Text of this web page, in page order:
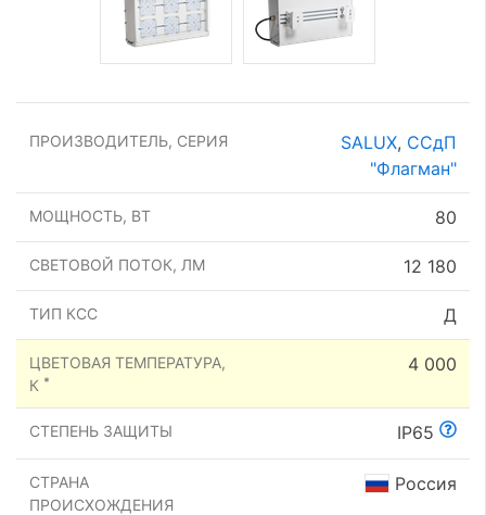
ПРОИЗВОДИТЕЛЬ, СЕРИЯ SALUX, ССдП
"Флагман"
МОЩНОСТЬ, ВТ 80
СВЕТОВОЙ ПОТОК, ЛМ 12 180
ТИП КСС Д
ЦВЕТОВАЯ ТЕМПЕРАТУРА,
К *
4 000
СТЕПЕНЬ ЗАЩИТЫ IP65
СТРАНА
ПРОИСХОЖДЕНИЯ
Россия